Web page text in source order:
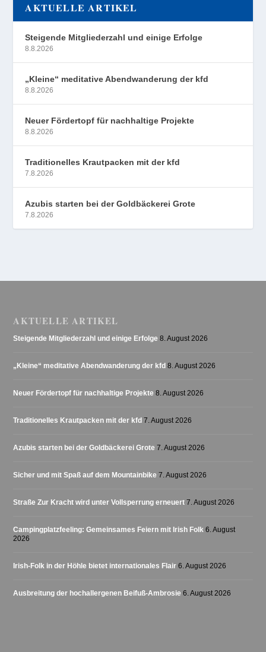
AKTUELLE ARTIKEL
Steigende Mitgliederzahl und einige Erfolge
8.8.2026
„Kleine“ meditative Abendwanderung der kfd
8.8.2026
Neuer Fördertopf für nachhaltige Projekte
8.8.2026
Traditionelles Krautpacken mit der kfd
7.8.2026
Azubis starten bei der Goldbäckerei Grote
7.8.2026
AKTUELLE ARTIKEL
Steigende Mitgliederzahl und einige Erfolge 8. August 2026
„Kleine“ meditative Abendwanderung der kfd 8. August 2026
Neuer Fördertopf für nachhaltige Projekte 8. August 2026
Traditionelles Krautpacken mit der kfd 7. August 2026
Azubis starten bei der Goldbäckerei Grote 7. August 2026
Sicher und mit Spaß auf dem Mountainbike 7. August 2026
Straße Zur Kracht wird unter Vollsperrung erneuert 7. August 2026
Campingplatzfeeling: Gemeinsames Feiern mit Irish Folk 6. August
2026
Irish-Folk in der Höhle bietet internationales Flair 6. August 2026
Ausbreitung der hochallergenen Beifuß-Ambrosie 6. August 2026